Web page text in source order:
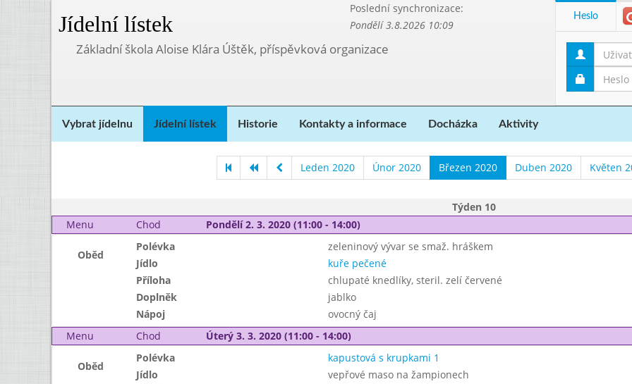
Jídelní lístek
Poslední synchronizace:
Pondělí 3.8.2026 10:09
Základní škola Aloise Klára Úštěk, příspěvková organizace
Heslo
Vybrat jídelnu Jídelní lístek Historie Kontakty a informace Docházka Aktivity
Leden 2020 Únor 2020 Březen 2020 Duben 2020 Květen
Týden 10
Menu
Chod Pondělí 2. 3. 2020 (11:00 - 14:00)
Oběd
Polévka
zeleninový vývar se smaž. hráškem
Jídlo
kuře pečené
Příloha
chlupaté knedlíky, steril. zelí červené
Doplněk
jablko
Nápoj
ovocný čaj
Menu
Chod Úterý 3. 3. 2020 (11:00 - 14:00)
Oběd
Polévka
kapustová s krupkami 1
Jídlo
vepřové maso na žampionech